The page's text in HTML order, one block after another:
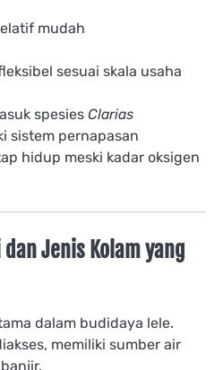
mudah
sesuai skala usaha
spesies Clarias
sistem pernapasan
hidup meski kadar oksigen
Jenis Kolam yang
dalam budidaya lele.
memiliki sumber air